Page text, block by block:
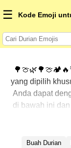
☰ Kode Emoji
yang dipilih
Anda dapat
di bawah ini
untuk
yang paling
Buah Durian